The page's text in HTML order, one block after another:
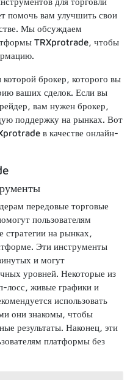
помочь вам улучшить свои
Мы обсуждаем
TRXprotrade, чтобы
брокер, которого вы
ваших сделок. Если вы
вам нужен брокер,
поддержку на рынках. Вот
в качестве онлайн-
передовые торговые
пользователям
стратегии на рынках,
Эти инструменты
и могут
уровней. Некоторые из
лосс, живые графики и
использовать
они знакомы, чтобы
результаты. Наконец, эти
платформы без